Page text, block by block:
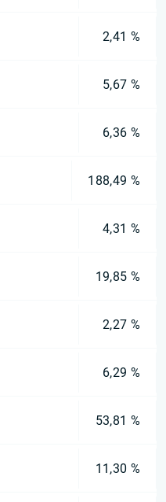
2,41 %
5,67 %
6,36 %
188,49 %
4,31 %
19,85 %
2,27 %
6,29 %
53,81 %
11,30 %